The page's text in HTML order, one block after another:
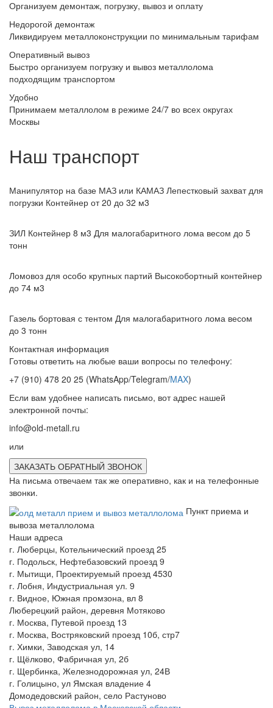
Организуем демонтаж, погрузку, вывоз и оплату
Недорогой демонтаж
Ликвидируем металлоконструкции по минимальным тарифам
Оперативный вывоз
Быстро организуем погрузку и вывоз металлолома
подходящим транспортом
Удобно
Принимаем металлолом в режиме 24/7 во всех округах
Москвы
Наш транспорт
Манипулятор на базе МАЗ или КАМАЗ Лепестковый захват для
погрузки Контейнер от 20 до 32 м3
ЗИЛ Контейнер 8 м3 Для малогабаритного лома весом до 5
тонн
Ломовоз для особо крупных партий Высокобортный контейнер
до 74 м3
Газель бортовая с тентом Для малогабаритного лома весом
до 3 тонн
Контактная информация
Готовы ответить на любые ваши вопросы по телефону:
+7 (910) 478 20 25 (WhatsApp/Telegram/MAX)
Если вам удобнее написать письмо, вот адрес нашей
электронной почты:
info@old-metall.ru
или
ЗАКАЗАТЬ ОБРАТНЫЙ ЗВОНОК
На письма отвечаем так же оперативно, как и на телефонные
звонки.
Пункт приема и
вывоза металлолома
Наши адреса
г. Люберцы, Котельнический проезд 25
г. Подольск, Нефтебазовский проезд 9
г. Мытищи, Проектируемый проезд 4530
г. Лобня, Индустриальная ул. 9
г. Видное, Южная промзона, вл 8
Люберецкий район, деревня Мотяково
г. Москва, Путевой проезд 13
г. Москва, Востряковский проезд 10б, стр7
г. Химки, Заводская ул, 14
г. Щёлково, Фабричная ул, 2б
г. Щербинка, Железнодорожная ул, 24В
г. Голицыно, ул Ямская владение 4
Домодедовский район, село Растуново